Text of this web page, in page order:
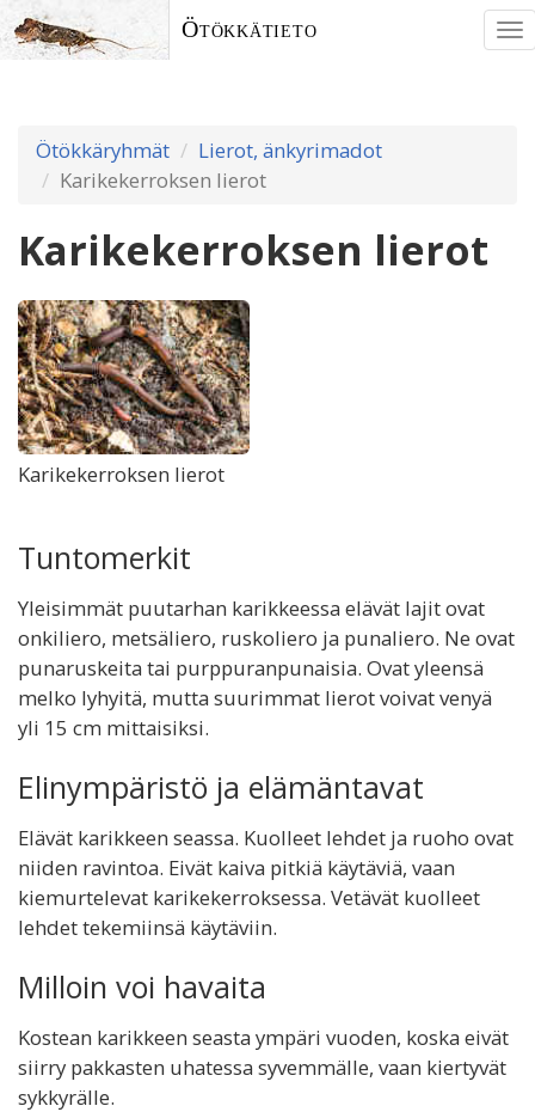
Ötökkätieto
Ötökkäryhmät
Lierot, änkyrimadot
Karikekerroksen lierot
Karikekerroksen lierot
Karikekerroksen lierot
Tuntomerkit
Yleisimmät puutarhan karikkeessa elävät lajit ovat
onkiliero, metsäliero, ruskoliero ja punaliero. Ne ovat
punaruskeita tai purppuranpunaisia. Ovat yleensä
melko lyhyitä, mutta suurimmat lierot voivat venyä
yli 15 cm mittaisiksi.
Elinympäristö ja elämäntavat
Elävät karikkeen seassa. Kuolleet lehdet ja ruoho ovat
niiden ravintoa. Eivät kaiva pitkiä käytäviä, vaan
kiemurtelevat karikekerroksessa. Vetävät kuolleet
lehdet tekemiinsä käytäviin.
Milloin voi havaita
Kostean karikkeen seasta ympäri vuoden, koska eivät
siirry pakkasten uhatessa syvemmälle, vaan kiertyvät
sykkyrälle.